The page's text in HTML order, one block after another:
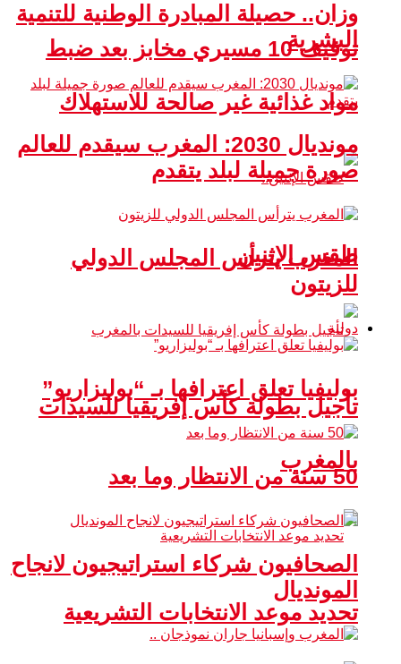
توقيف 10 مسيري مخابز بعد ضبط
مواد غذائية غير صالحة للاستهلاك
طقس الإثنين
تأجيل بطولة كأس إفريقيا للسيدات
بالمغرب
تحديد موعد الانتخابات التشريعية
وزان.. حصيلة المبادرة الوطنية للتنمية
البشرية
مونديال 2030: المغرب سيقدم للعالم
صورة جميلة لبلد يتقدم
المغرب يترأس المجلس الدولي
للزيتون
دولية
بوليفيا تعلق اعترافها بـ “بوليزاريو”
50 سنة من الانتظار وما بعد
الصحافيون شركاء استراتيجيون لانجاح
المونديال